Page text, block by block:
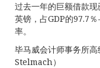
过去一年的巨额借款
英镑，占GDP的97.7
率。
毕马威会计师事务所
Stelmach）